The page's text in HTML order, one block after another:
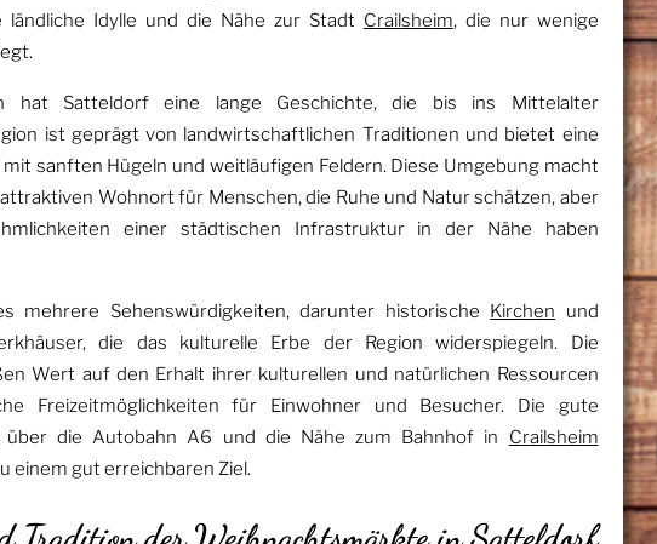
Idylle und die Nähe zur Stadt Crailsheim, die nur wenige
hat Satteldorf eine lange Geschichte, die bis ins Mittelalter
ist geprägt von landwirtschaftlichen Traditionen und bietet eine
sanften Hügeln und weitläufigen Feldern. Diese Umgebung macht
Wohnort für Menschen, die Ruhe und Natur schätzen, aber
einer städtischen Infrastruktur in der Nähe haben
mehrere Sehenswürdigkeiten, darunter historische Kirchen und
die das kulturelle Erbe der Region widerspiegeln. Die
Wert auf den Erhalt ihrer kulturellen und natürlichen Ressourcen
Freizeitmöglichkeiten für Einwohner und Besucher. Die gute
über die Autobahn A6 und die Nähe zum Bahnhof in Crailsheim
einem gut erreichbaren Ziel.